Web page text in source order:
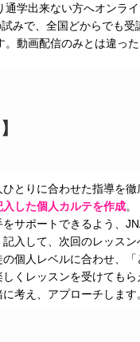
通学出来ない方へオンラ
みで、全国どからでも
。動画配信のみとは違っ
ひとりに合わせた指導を徹
入した個人カルテを作成。
をサポートできるよう、
記入して、次回のレッスン
の個人レベルに合わせ、「
しくレッスンを受けても
に考え、アプローチします